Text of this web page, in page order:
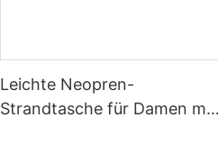
Leichte Neopren-
Strandtasche für Damen mit